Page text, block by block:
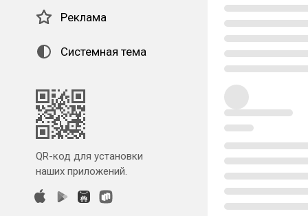
Реклама
Системная тема
QR-код для установки
наших приложений.